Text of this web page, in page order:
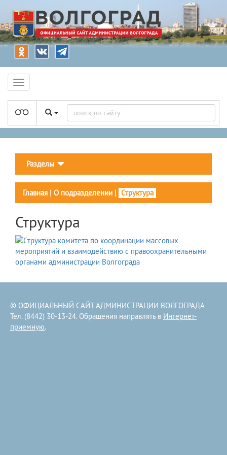
Разделы
Главная | О подразделении | Структура
Структура
© ОФИЦИАЛЬНЫЙ САЙТ АДМИНИСТРАЦИИ ВОЛГОГРАДА
Тел. (8442) 30-13-24. Обращения направлять в Интернет-
приемную.